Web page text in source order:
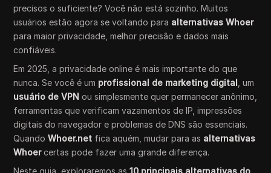
precisos o suficiente? Você não está sozinho. Muitos
usuários estão agora se voltando para alternativas Whoer
para maior privacidade, melhor precisão e dados mais
confiáveis.
Em 2025, a privacidade online é mais importante do que
nunca. Se você é um profissional de marketing digital , um
usuário de VPN ou simplesmente quer permanecer anônimo,
ferramentas que verificam vazamentos de IP, impressões
digitais do navegador e problemas de DNS são essenciais.
QuandoWhoer.net fica aquém, mudar para as alternativas
Whoercertas pode fazer uma grande diferença.
Neste guia, exploraremos as10 principais alternativas do